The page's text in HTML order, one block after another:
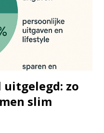
uitgelegd: zo
slim